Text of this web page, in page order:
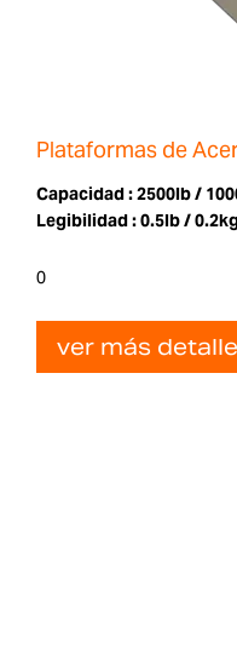
Plataformas de
Capacidad :2500lb /
Legibilidad :0.5lb /
0
ver más